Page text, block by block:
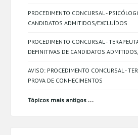
PROCEDIMENTO CONCURSAL -
CANDIDATOS ADMITIDOS/EXCLUÍDOS
PROCEDIMENTO CONCURSAL -
DEFINITIVAS DE CANDIDATOS
AVISO: PROCEDIMENTO CONCURSAL -
PROVA DE CONHECIMENTOS
Tópicos mais antigos ...